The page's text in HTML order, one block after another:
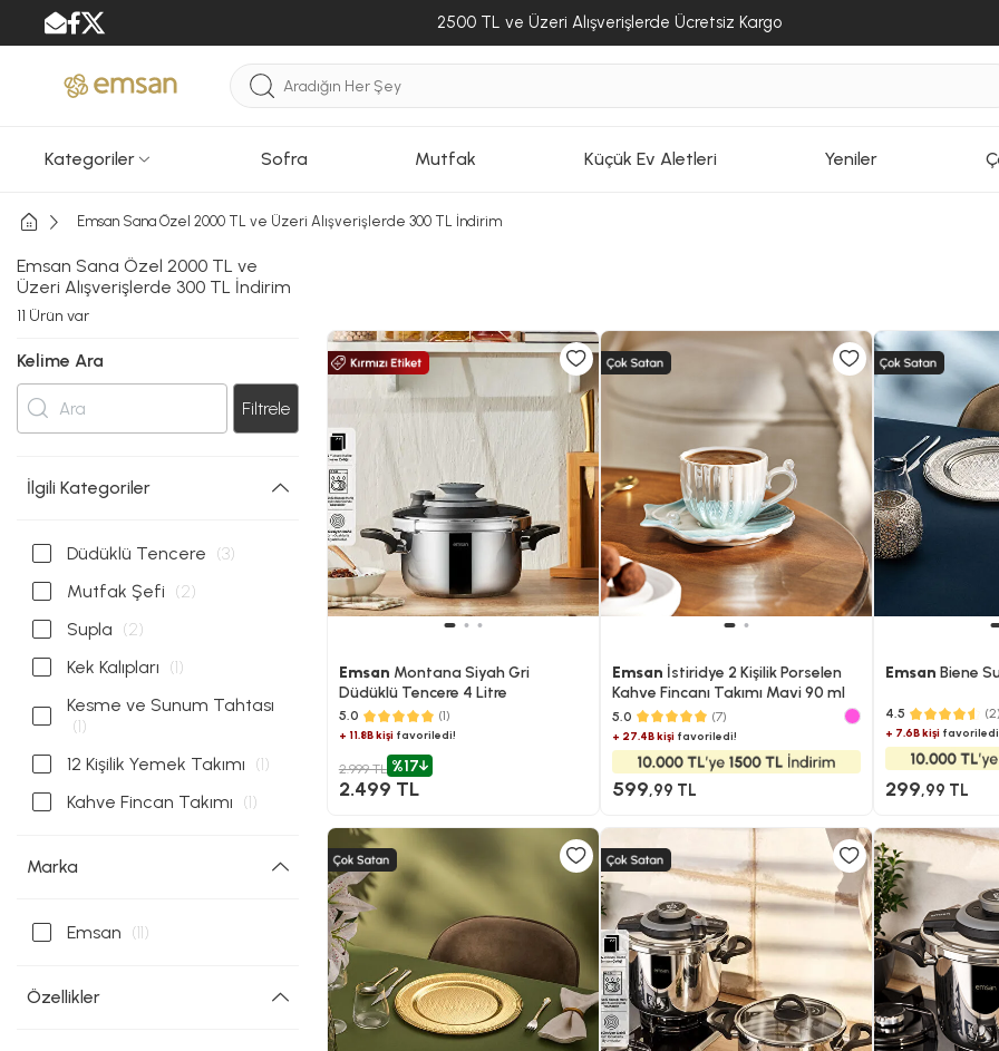
2500 TL ve Üzeri Alışverişlerde Ücretsiz Kargo
Kategoriler Sofra Mutfak Küçük Ev Aletleri Yeniler
Emsan Sana Özel 2000 TL ve Üzeri Alışverişlerde 300 TL İndirim
Emsan Sana Özel 2000 TL ve
Üzeri Alışverişlerde 300 TL İndirim
11 Ürün var
Kelime Ara
Filtrele
İlgili Kategoriler
Düdüklü Tencere (3)
Mutfak Şefi (2)
Supla (2)
Kek Kalıpları (1)
Kesme ve Sunum Tahtası
(1)
12 Kişilik Yemek Takımı (1)
Kahve Fincan Takımı (1)
Marka
Emsan (11)
Özellikler
Emsan Montana Siyah Gri
Düdüklü Tencere 4 Litre
5.0 (1)
+ 11.8B kişifavoriledi!
2.999 TL %17
2.499 TL
Emsan İstiridye 2 Kişilik Porselen
Kahve Fincanı Takımı Mavi 90 ml
5.0 (7)
+ 27.4B kişifavoriledi!
599,99 TL
Emsan Biene
4.5 (2)
+ 7.6B kişi
299,99 TL